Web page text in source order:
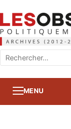
Rechercher
:
MENU